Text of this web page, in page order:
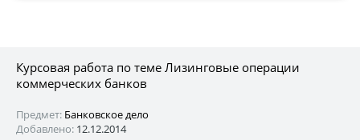
Курсовая работа по теме Лизинговые операции
коммерческих банков
Предмет: Банковское дело
Добавлено: 12.12.2014